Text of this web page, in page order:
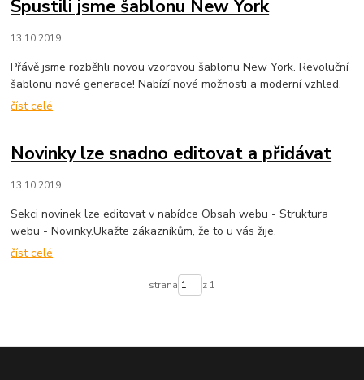
Spustili jsme šablonu New York
13.10.2019
Přávě jsme rozběhli novou vzorovou šablonu New York. Revoluční
šablonu nové generace! Nabízí nové možnosti a moderní vzhled.
číst celé
Novinky lze snadno editovat a přidávat
13.10.2019
Sekci novinek lze editovat v nabídce Obsah webu - Struktura
webu - Novinky.Ukažte zákazníkům, že to u vás žije.
číst celé
strana z 1